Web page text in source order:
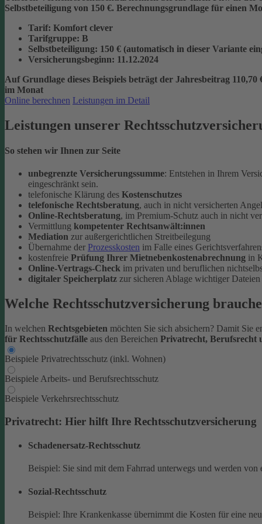
Selbstbeteiligung von 150 €. Berechnungsgrundlage für einen
Tarif: Komfort clever
Tarifgruppe: B
Selbstbeteiligung: 150 € (automatisch in dieser Variante
Versicherungsbeginn: 11.12.2024
Auf Grundlage dieses Beispiels beträgt der Jahresbeitrag 110,70
im Monat
Online berechnen Leistungen im Detail
Leistungen unserer
So stehen wir Ihnen zur Seite
unbegrenzte Versicherungssumme: Entstehen in Ihrem
eingeschränkt sein.
telefonische Klärung des Kostenschutzes
telefonische Rechtsberatung, auch in nicht versicherten
Online-Rechtsberatung, im Premium-Schutz auch in nicht
Vermittlung kompetenter Rechtsanwält:innen
Mediation zur außergerichtlichen Streitbeilegung
Übernahme der Prozesskosten im Falle eines
kostenfreie Prüfung Ihrer Mietnebenkostenabrechnung in
Online-Vertrags-Check im privaten und beruflichen
digitaler Speicherplatz zur sicheren Ablage wichtiger
Welche Rechtsschutzversicherung
In welchen Rechtsgebieten möchten Sie sich absichern? Damit Sie
für Rechtsschutzfälle aus den Bereichen Privatrecht, Berufsrecht
Beispiele Privatrechtsschutz (inkl. Wohnen)
Beispiele Arbeits- und Berufsrechtsschutz
Beispiele Verkehrsrechtsschutz
Privatrecht: Hier hilft Ihre Rechtsschutzversicherung
Schadenersatz-Rechtsschutz
Beispiel: Sie sind mit dem Fahrrad unterwegs und werden
Sozial-Rechtsschutz
Beispiel: Ihre Krankenkasse übernimmt die Kosten für eine